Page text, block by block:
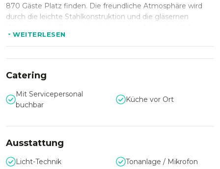
870 Gäste Platz finden. Die freundliche Atmosphäre wird
durch die leichte Stahlkonstruktion und die gläsernen
den Park sowie auf den Rhein.
WEITERLESEN
Catering
Mit Servicepersonal
buchbar
Küche vor Ort
Ausstattung
Licht-Technik
Tonanlage / Mikrofon